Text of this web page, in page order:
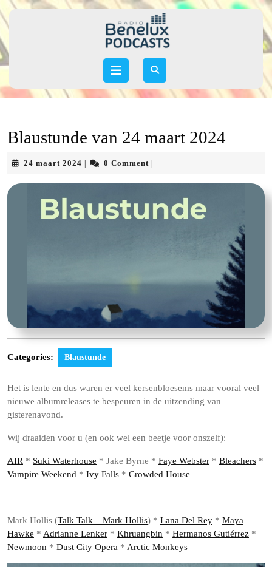
Skip
to
Open
Blaustunde van 24 maart 2024
24 maart 2024 24
2024
0 Comment
Categories: Blaustunde
Het is lente en dus waren er veel kersenbloesems maar vooral veel
nieuwe albumreleases te bespeuren in de uitzending van
gisterenavond.
Wij draaiden voor u (en ook wel een beetje voor onszelf):
AIR * Suki Waterhouse * Jake Byrne * Faye Webster * Bleachers *
Vampire Weekend * Ivy Falls * Crowded House
———————–
Mark Hollis (Talk Talk – Mark Hollis) * Lana Del Rey * Maya
Hawke * Adrianne Lenker * Khruangbin * Hermanos Gutiérrez *
Newmoon * Dust City Opera * Arctic Monkeys